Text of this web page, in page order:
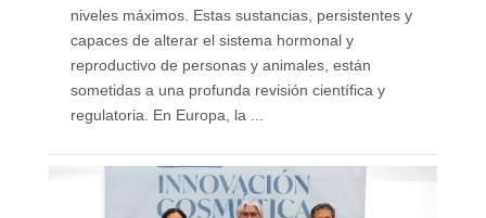
niveles máximos. Estas sustancias, persistentes y
capaces de alterar el sistema hormonal y
reproductivo de personas y animales, están
sometidas a una profunda revisión científica y
regulatoria. En Europa, la ...